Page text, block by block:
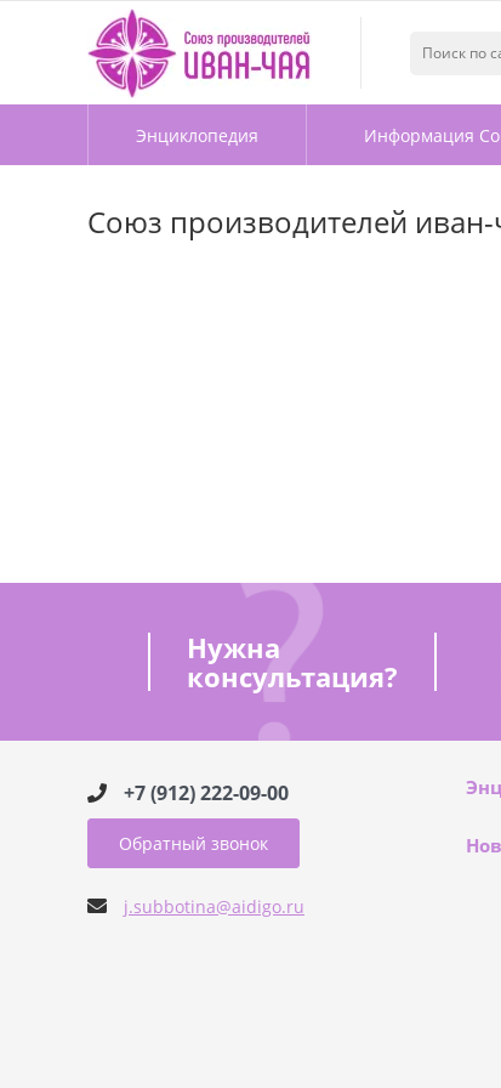
Энциклопедия Информация
Союз производителей иван-
Нужна
консультация?
+7 (912) 222-09-00
Обратный звонок
j.subbotina@aidigo.ru